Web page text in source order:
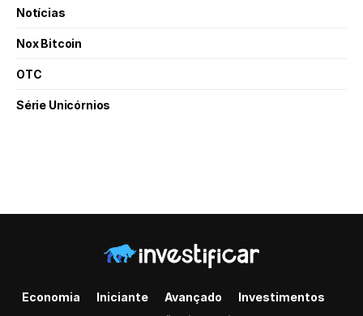
Notícias
Nox Bitcoin
OTC
Série Unicórnios
Economia Iniciante Avançado
Investimentos